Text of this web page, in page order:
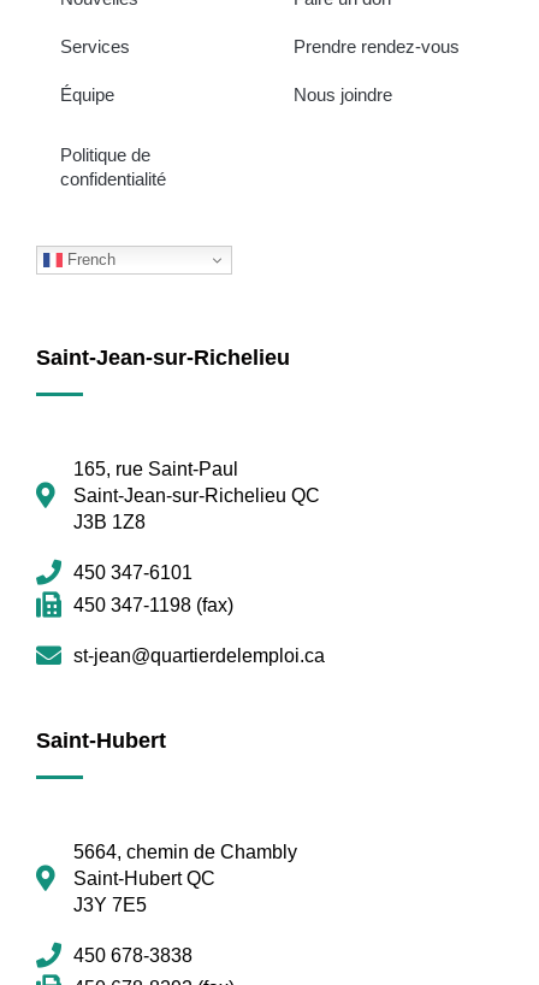
Services
Équipe
Prendre rendez-vous
Nous joindre
Politique de
confidentialité
French
Saint-Jean-sur-Richelieu
165, rue Saint-Paul
Saint-Jean-sur-Richelieu QC
J3B 1Z8
450 347-6101
450 347-1198 (fax)
st-jean@quartierdelemploi.ca
Saint-Hubert
5664, chemin de Chambly
Saint-Hubert QC
J3Y 7E5
450 678-3838